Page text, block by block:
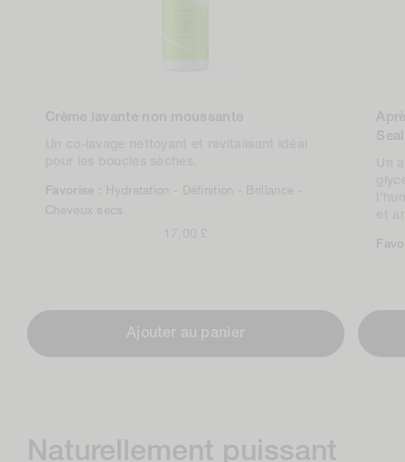
Crème lavante non moussante
Favorise : Hydratation - Définition -
Brillance -
Cheveux secs
Ajouter au panier
Naturellement puissant